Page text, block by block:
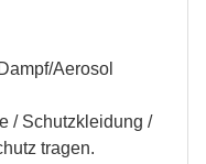
Aerosol
/ Schutzkleidung /
tragen.